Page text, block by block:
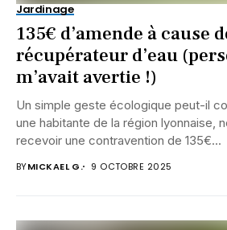
Jardinage
135€ d’amende à cause
récupérateur d’eau
m’avait avertie !)
Un simple geste écologique peut-il
une habitante de la région lyonnaise,
recevoir une contravention de 135€...
BYMICKAEL G. 9 OCTOBRE 2025